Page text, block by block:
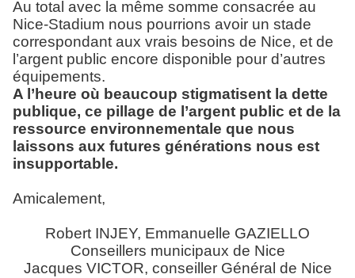
Au total avec la même somme consacrée au
Nice-Stadium nous pourrions avoir un stade
correspondant aux vrais besoins de Nice, et de
l’argent public encore disponible pour d’autres
équipements.
A l’heure où beaucoup stigmatisent la dette
publique, ce pillage de l’argent public et de la
ressource environnementale que nous
laissons aux futures générations nous est
insupportable.
Amicalement,
Robert INJEY, Emmanuelle GAZIELLO
Conseillers municipaux de Nice
Jacques VICTOR, conseiller Général de Nice